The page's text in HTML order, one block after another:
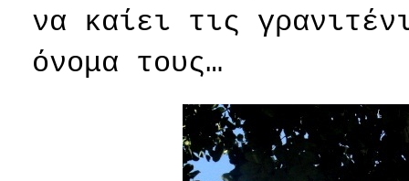
να καίει τις
όνομα τους…